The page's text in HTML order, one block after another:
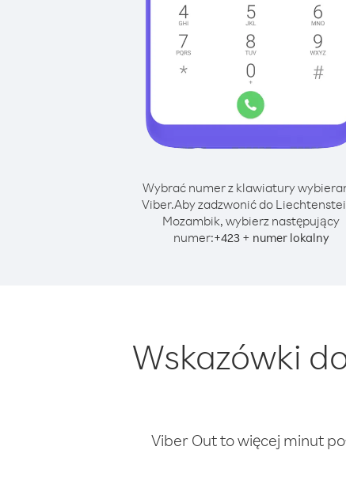
Wybrać numer z klawiatury
Viber.Aby zadzwonić do
Mozambik, wybierz następujący
numer:+423+ numer lokalny
Wskazówki
Viber Out to więcej minut